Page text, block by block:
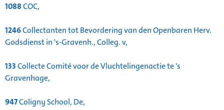
1088COC,
1246Collectanten tot Bevordering van den Openbaren Herv.
Godsdienst in 's-Gravenh., Colleg. v,
133Collecte Comité voor de Vluchtelingenactie te 's
Gravenhage,
947Coligny School, De,